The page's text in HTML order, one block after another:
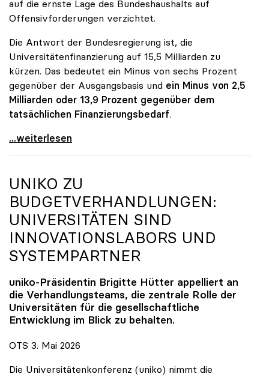
auf die ernste Lage des Bundeshaushalts auf
Offensivforderungen verzichtet.
Die Antwort der Bundesregierung ist, die
Universitätenfinanzierung auf 15,5 Milliarden zu
kürzen. Das bedeutet ein Minus von sechs Prozent
gegenüber der Ausgangsbasis und ein Minus von 2,5
Milliarden oder 13,9 Prozent gegenüber dem
tatsächlichen Finanzierungsbedarf.
\"Österreich ist für die heimischen Universitäten
...weiterlesen
UNIKO ZU
BUDGETVERHANDLUNGEN:
UNIVERSITÄTEN SIND
INNOVATIONSLABORS UND
SYSTEMPARTNER
uniko-Präsidentin Brigitte Hütter appelliert an
die Verhandlungsteams, die zentrale Rolle der
Universitäten für die gesellschaftliche
Entwicklung im Blick zu behalten.
OTS 3. Mai 2026
Die Universitätenkonferenz (uniko) nimmt die